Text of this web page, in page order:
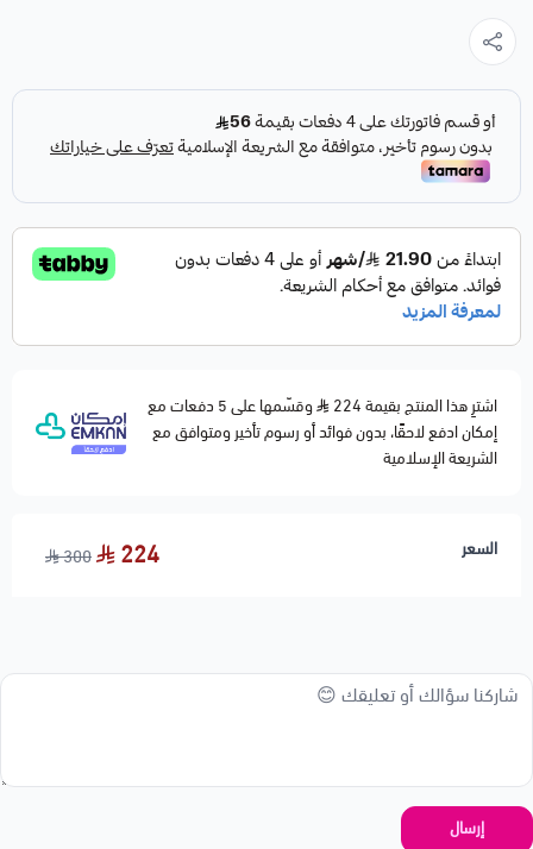
اشترِ هذا المنتج بقيمة 224
وقسّمها على 5 دفعات مع
إمكان ادفع لاحقًا، بدون فوائد أو رسوم تأخير ومتوافق مع
الشريعة الإسلامية
السعر 224
300
إرسال